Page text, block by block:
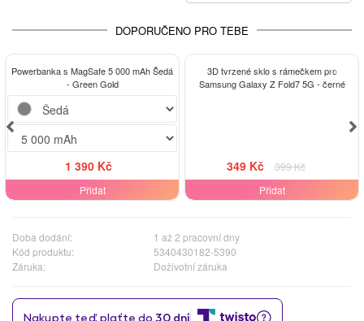
DOPORUČENO PRO TEBE
Powerbanka s MagSafe 5 000 mAh Šedá
- Green Gold
1 390 Kč
Přidat
-13%
3D tvrzené sklo s rámečkem pro
Samsung Galaxy Z Fold7 5G - černé
349 Kč
399 Kč
Přidat
Doba dodání:
1 až 2 pracovní dny
Kód produktu:
5340430182-5390
Záruka:
Doživotní záruka